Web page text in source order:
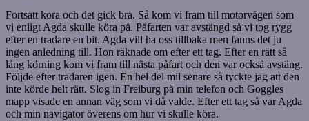
Fortsatt köra och det gick bra. Så kom vi fram till motorvägen som
vi enligt Agda skulle köra på. Påfarten var avstängd så vi tog rygg
efter en tradare en bit. Agda vill ha oss tillbaka men fanns det ju
ingen anledning till. Hon räknade om efter ett tag. Efter en rätt så
lång körning kom vi fram till nästa påfart och den var också avstäng.
Följde efter tradaren igen. En hel del mil senare så tyckte jag att den
inte körde helt rätt. Slog in Freiburg på min telefon och Goggles
mapp visade en annan väg som vi då valde. Efter ett tag så var Agda
och min navigator överens om hur vi skulle köra.